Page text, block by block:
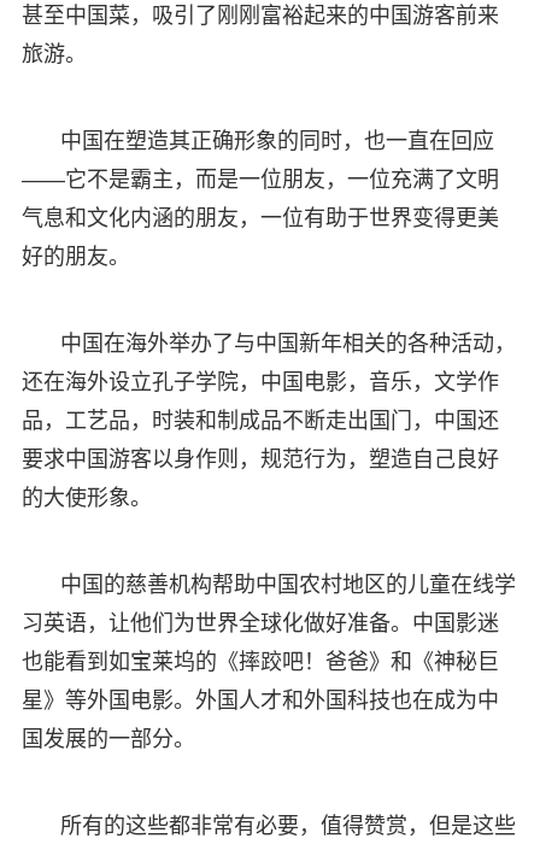
甚至中国菜，吸引了刚刚富裕起来的中国游客前来
旅游。
中国在塑造其正确形象的同时，也一直在回应
——它不是霸主，而是一位朋友，一位充满了文明
气息和文化内涵的朋友，一位有助于世界变得更美
好的朋友。
中国在海外举办了与中国新年相关的各种活动，
还在海外设立孔子学院，中国电影，音乐，文学作
品，工艺品，时装和制成品不断走出国门，中国还
要求中国游客以身作则，规范行为，塑造自己良好
的大使形象。
中国的慈善机构帮助中国农村地区的儿童在线学
习英语，让他们为世界全球化做好准备。中国影迷
也能看到如宝莱坞的《摔跤吧！爸爸》和《神秘巨
星》等外国电影。外国人才和外国科技也在成为中
国发展的一部分。
所有的这些都非常有必要，值得赞赏，但是这些